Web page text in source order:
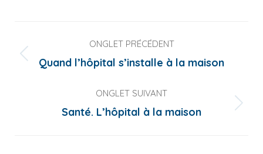
de
commentaire
ONGLET PRÉCÉDENT
Onglet
Quand l’hôpital s’installe à la maison
ONGLET SUIVANT
Onglet
Santé. L’hôpital à la maison